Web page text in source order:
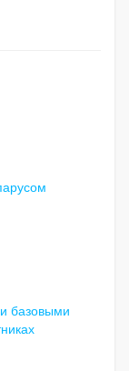
базовыми